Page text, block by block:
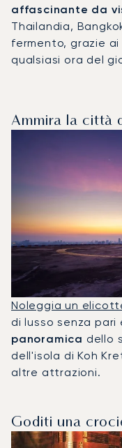
affascinante da
Thailandia,
fermento, grazie
qualsiasi ora del
Ammira la città
Noleggia un
di lusso senza pari
panoramica dello
dell'isola di Koh
altre attrazioni.
Goditi una